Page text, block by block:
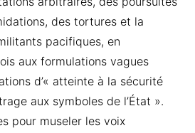
des tortures et la
pacifiques, en
aux formulations vagues
d’« atteinte à la sécurité
aux symboles de l’État ».
pour museler les voix